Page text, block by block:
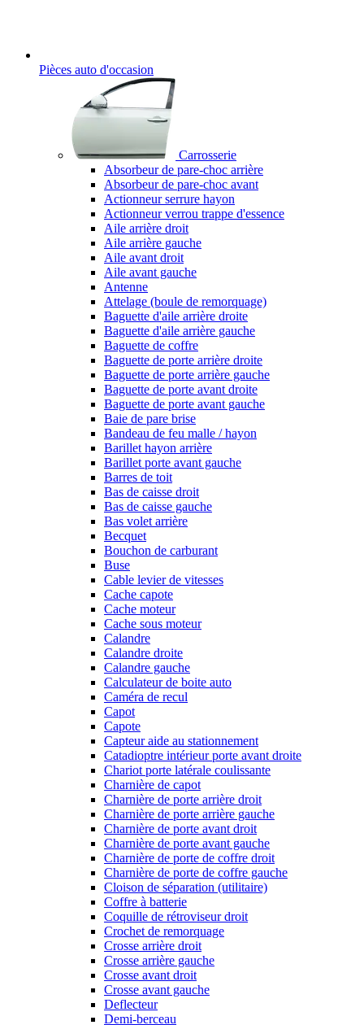
Pièces auto d'occasion
Carrosserie
Absorbeur de pare-choc arrière
Absorbeur de pare-choc avant
Actionneur serrure hayon
Actionneur verrou trappe d'essence
Aile arrière droit
Aile arrière gauche
Aile avant droit
Aile avant gauche
Antenne
Attelage (boule de remorquage)
Baguette d'aile arrière droite
Baguette d'aile arrière gauche
Baguette de coffre
Baguette de porte arrière droite
Baguette de porte arrière gauche
Baguette de porte avant droite
Baguette de porte avant gauche
Baie de pare brise
Bandeau de feu malle / hayon
Barillet hayon arrière
Barillet porte avant gauche
Barres de toit
Bas de caisse droit
Bas de caisse gauche
Bas volet arrière
Becquet
Bouchon de carburant
Buse
Cable levier de vitesses
Cache capote
Cache moteur
Cache sous moteur
Calandre
Calandre droite
Calandre gauche
Calculateur de boite auto
Caméra de recul
Capot
Capote
Capteur aide au stationnement
Catadioptre intérieur porte avant droite
Chariot porte latérale coulissante
Charnière de capot
Charnière de porte arrière droit
Charnière de porte arrière gauche
Charnière de porte avant droit
Charnière de porte avant gauche
Charnière de porte de coffre droit
Charnière de porte de coffre gauche
Cloison de séparation (utilitaire)
Coffre à batterie
Coquille de rétroviseur droit
Crochet de remorquage
Crosse arrière droit
Crosse arrière gauche
Crosse avant droit
Crosse avant gauche
Deflecteur
Demi-berceau